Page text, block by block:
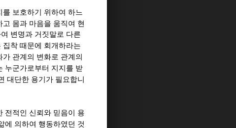
보호하기 위하여 하느
몸과 마음을 움직여 현
변명과 거짓말로 다른
착 때문에 회개하라는
가 관계의 변화로 관계의
누군가로부터 지지를 받
대단한 용기가 필요합니
전적인 신뢰와 믿음이 용
에 의하여 행동하였던 것